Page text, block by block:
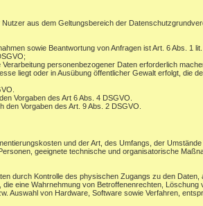
aus dem Geltungsbereich der
sowie Beantwortung von Anfragen ist Art. 6 Abs. 1
personenbezogener Daten erforderlich
liegt oder in Ausübung öffentlicher Gewalt erfolgt, die
Vorgaben des Art 6 Abs. 4 DSGVO.
Vorgaben des Art. 9 Abs. 2 DSGVO.
und der Art, des Umfangs, der
geeignete technische und organisatorische
durch Kontrolle des physischen Zugangs zu den
eine Wahrnehmung von Betroffenenrechten,
Auswahl von Hardware, Software sowie Verfahren,